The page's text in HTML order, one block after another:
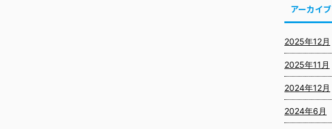
アーカイブ
2025年12月
2025年11月
2024年12月
2024年6月